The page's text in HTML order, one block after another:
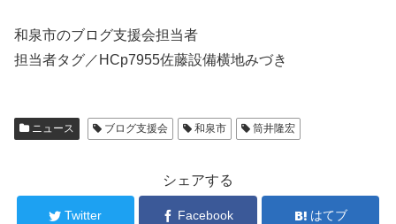
和泉市のブログ支援会担当者
担当者タグ／HCp7955佐藤設備横地みづき
ニュース ブログ支援会 和泉市 筒井隆宏
シェアする
Twitter Facebook はてブ